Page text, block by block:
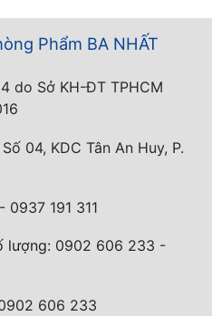
Phẩm BA NHẤT
do Sở KH-ĐT TPHCM
04, KDC Tân An Huy, P.
0937 191 311
lượng: 0902 606 233 -
606 233